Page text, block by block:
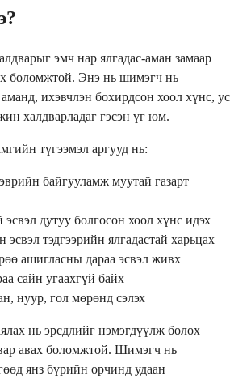
эмч нар ялгадас-аман замаар
боломжтой. Энэ нь шимэгч нь
аманд, ихэвчлэн бохирдсон хоол хүнс, ус
халдварладаг гэсэн үг юм.
түгээмэл аргууд нь:
байгууламж муутай газарт
дутуу болгосон хоол хүнс идэх
эсвэл тэдгээрийн ялгадастай харьцах
ашигласны дараа эсвэл живх
сайн угаахгүй байх
нуур, гол мөрөнд сэлэх
нь эрсдлийг нэмэгдүүлж болох
авах боломжтой. Шимэгч нь
янз бүрийн орчинд удаан